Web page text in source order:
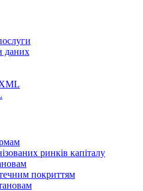
даних
ринків капіталу
покриттям